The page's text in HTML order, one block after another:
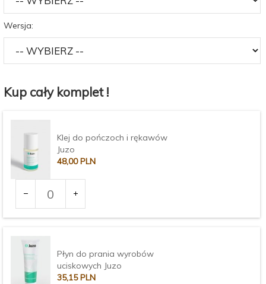
Wersja:
Kup cały komplet !
Klej do pończoch i rękawów
Juzo
48,00 PLN
dla
produktu
3372
Płyn do prania wyrobów
uciskowych Juzo
35,15 PLN